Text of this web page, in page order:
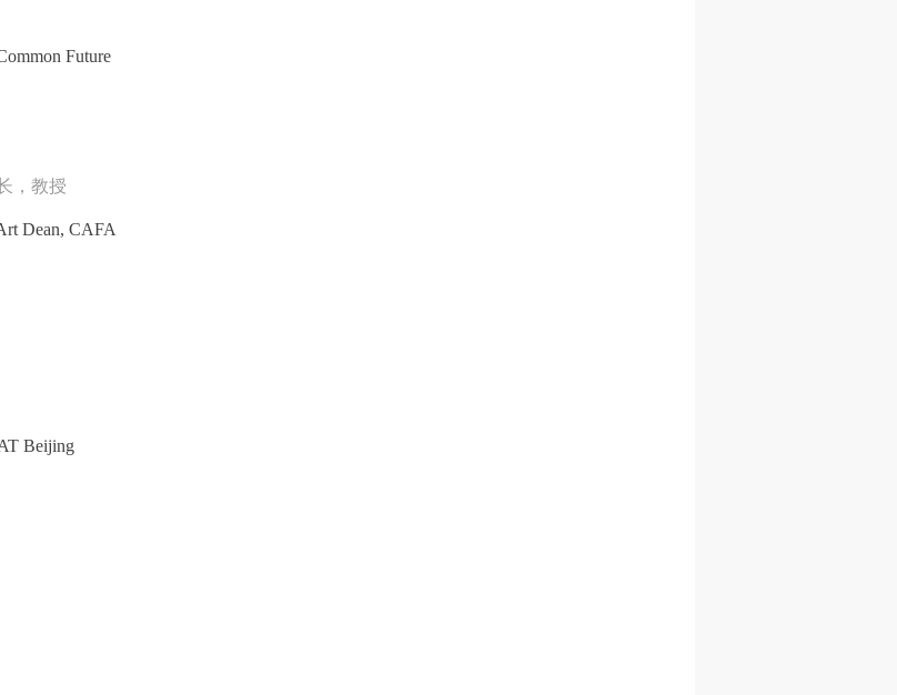
Future
，教授
Dean, CAFA
Beijing